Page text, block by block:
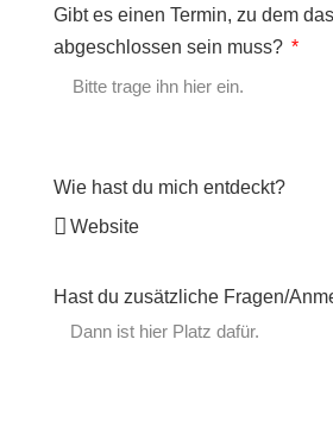
Gibt es einen Termin, zu dem
abgeschlossen sein muss?
Wie hast du mich entdeckt?
Hast du zusätzliche Fragen/